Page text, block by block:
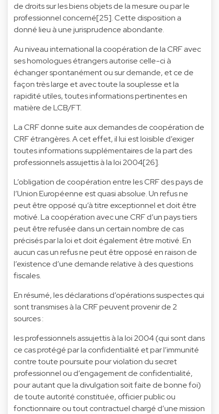
de droits sur les biens objets de la mesure ou par le
professionnel concerné[25]. Cette disposition a
donné lieu à une jurisprudence abondante.
Au niveau international la coopération de la CRF avec
ses homologues étrangers autorise celle-ci à
échanger spontanément ou sur demande, et ce de
façon très large et avec toute la souplesse et la
rapidité utiles, toutes informations pertinentes en
matière de LCB/FT.
La CRF donne suite aux demandes de coopération de
CRF étrangères. A cet effet, il lui est loisible d’exiger
toutes informations supplémentaires de la part des
professionnels assujettis à la loi 2004[26].
L’obligation de coopération entre les CRF des pays de
l’Union Européenne est quasi absolue. Un refus ne
peut être opposé qu’à titre exceptionnel et doit être
motivé. La coopération avec une CRF d’un pays tiers
peut être refusée dans un certain nombre de cas
précisés par la loi et doit également être motivé. En
aucun cas un refus ne peut être opposé en raison de
l’existence d’une demande relative à des questions
fiscales.
En résumé, les déclarations d’opérations suspectes qui
sont transmises à la CRF peuvent provenir de 2
sources :
les professionnels assujettis à la loi 2004 (qui sont dans
ce cas protégé par la confidentialité et par l’immunité
contre toute poursuite pour violation du secret
professionnel ou d’engagement de confidentialité,
pour autant que la divulgation soit faite de bonne foi)
de toute autorité constituée, officier public ou
fonctionnaire ou tout contractuel chargé d’une mission